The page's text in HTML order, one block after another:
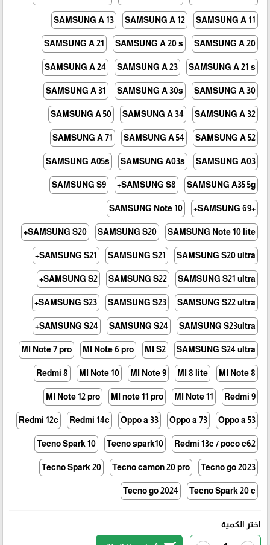
SAMSUNG A 11
SAMSUNG A 12
SAMSUNG A 13
SAMSUNG A 20
SAMSUNG A 20 s
SAMSUNG A 21
SAMSUNG A 21 s
SAMSUNG A 23
SAMSUNG A 24
SAMSUNG A 30
SAMSUNG A 30s
SAMSUNG A 31
SAMSUNG A 32
SAMSUNG A 34
SAMSUNG A 50
SAMSUNG A 52
SAMSUNG A 54
SAMSUNG A 71
SAMSUNG A03
SAMSUNG A03s
SAMSUNG A05s
SAMSUNG A35 5g
SAMSUNG S8+
SAMSUNG S9
+SAMSUNG 69+
SAMSUNG Note 10
SAMSUNG Note 10 lite
SAMSUNG S20
SAMSUNG S20+
SAMSUNG S20 ultra
SAMSUNG S21
SAMSUNG S21+
SAMSUNG S21 ultra
SAMSUNG S22
SAMSUNG S2+
SAMSUNG S22 ultra
SAMSUNG S23
SAMSUNG S23+
SAMSUNG S23ultra
SAMSUNG S24
SAMSUNG S24+
SAMSUNG S24 ultra
MI S2
MI Note 6 pro
MI Note 7 pro
MI Note 8
MI 8 lite
MI Note 9
MI Note 10
Redmi 8
Redmi 9
MI Note 11
MI note 11 pro
MI Note 12 pro
Oppo a 53
Oppo a 73
Oppo a 33
Redmi 14c
Redmi 12c
Redmi 13c / poco c62
Tecno spark10
Tecno Spark 10
Tecno go 2023
Tecno camon 20 pro
Tecno Spark 20
Tecno Spark 20 c
Tecno go 2024
اختر الكمية